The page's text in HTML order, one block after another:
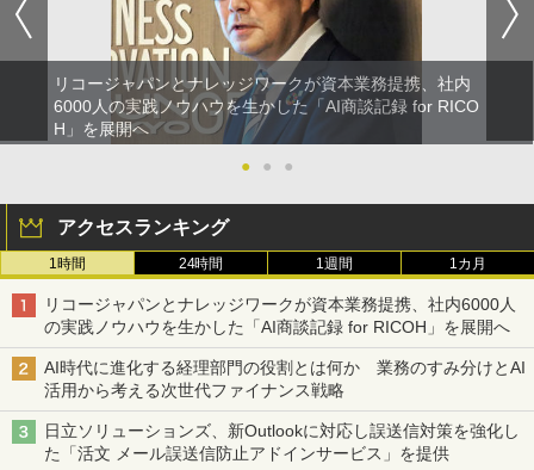
リコージャパンとナレッジワークが資本業務提携、社内
6000人の実践ノウハウを生かした「AI商談記録 for RICO
H」を展開へ
●
● ●
アクセスランキング
1時間 24時間 1週間 1カ月
リコージャパンとナレッジワークが資本業務提携、社内6000人
の実践ノウハウを生かした「AI商談記録 for RICOH」を展開へ
AI時代に進化する経理部門の役割とは何か 業務のすみ分けとAI
活用から考える次世代ファイナンス戦略
日立ソリューションズ、新Outlookに対応し誤送信対策を強化し
た「活文 メール誤送信防止アドインサービス」を提供